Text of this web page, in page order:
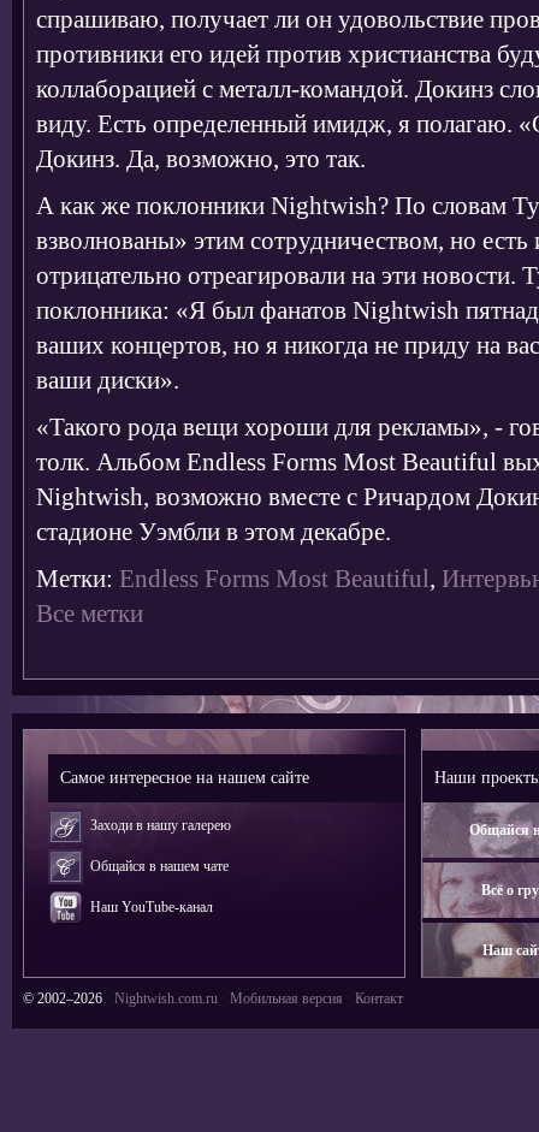
спрашиваю, получает ли он удовольствие
противники его идей против христианства
коллаборацией с металл-командой. Докинз
виду. Есть определенный имидж, я полагаю.
Докинз. Да, возможно, это так.
А как же поклонники Nightwish? По словам
взволнованы» этим сотрудничеством, но
отрицательно отреагировали на эти новости.
поклонника: «Я был фанатов Nightwish
ваших концертов, но я никогда не приду на
ваши диски».
«Такого рода вещи хороши для рекламы», -
толк. Альбом Endless Forms Most Beautiful
Nightwish, возможно вместе с Ричардом
стадионе Уэмбли в этом декабре.
Метки: Endless Forms Most Beautiful,
Все метки
Самое интересное на нашем сайте
Заходи в нашу галерею
Общайся в нашем чате
Наш YouTube-канал
Наши
Общайся
Всё о
Наш
© 2002–2026 Nightwish.com.ru Мобильная версия Контакт